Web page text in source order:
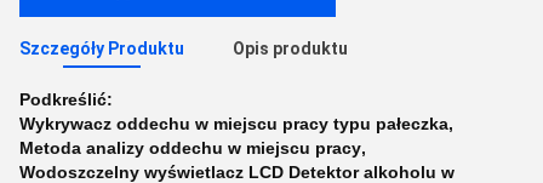
Szczegóły Produktu Opis produktu
Podkreślić:
Wykrywacz oddechu w miejscu pracy typu pałeczka,
Metoda analizy oddechu w miejscu pracy,
Wodoszczelny wyświetlacz LCD Detektor alkoholu w